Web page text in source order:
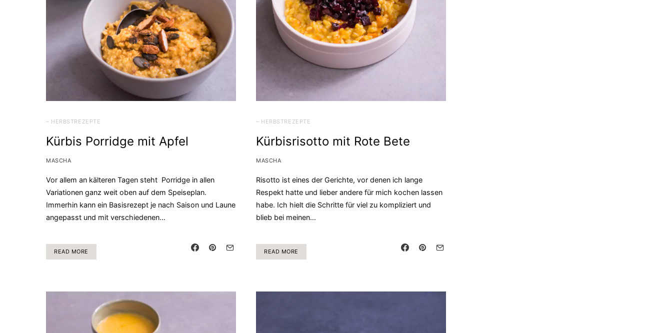
– HERBSTREZEPTE
Kürbis Porridge mit Apfel
MASCHA
Vor allem an kälteren Tagen steht Porridge in allen
Variationen ganz weit oben auf dem Speiseplan.
Immerhin kann ein Basisrezept je nach Saison und Laune
angepasst und mit verschiedenen…
READ MORE
– HERBSTREZEPTE
Kürbisrisotto mit Rote Bete
MASCHA
Risotto ist eines der Gerichte, vor denen ich lange
Respekt hatte und lieber andere für mich kochen lassen
habe. Ich hielt die Schritte für viel zu kompliziert und
blieb bei meinen…
READ MORE